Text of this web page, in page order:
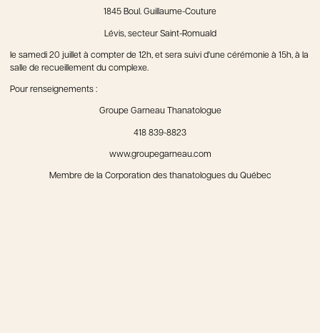
1845 Boul. Guillaume-Couture
Lévis, secteur Saint-Romuald
le samedi 20 juillet à compter de 12h, et sera suivi d'une cérémonie à 15h, à la
salle de recueillement du complexe.
Pour renseignements :
Groupe Garneau Thanatologue
418 839-8823
www.groupegarneau.com
Membre de la Corporation des thanatologues du Québec